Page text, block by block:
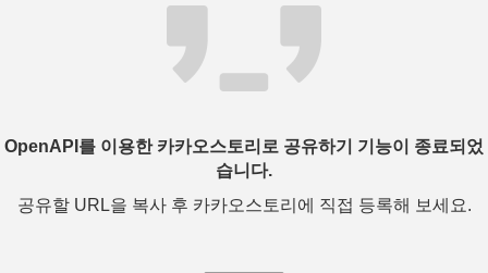
OpenAPI를 이용한 카카오스토리로 공유하기 기능이 종료되었
습니다.
공유할 URL을 복사 후 카카오스토리에 직접 등록해 보세요.